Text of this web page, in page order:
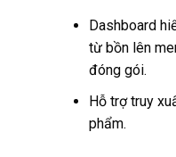
Dashboard
từ bồn lên
đóng gói.
Hỗ trợ truy
phẩm.